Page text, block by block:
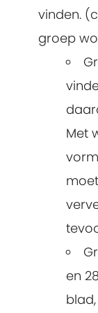
vinden.
groep
Met
en